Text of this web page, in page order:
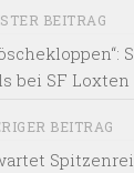
BEITRAG
bei SF Loxten
BEITRAG